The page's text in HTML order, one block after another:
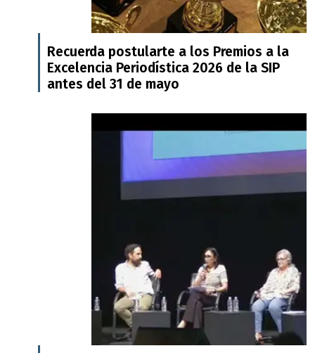
Recuerda postularte a los Premios a la
Excelencia Periodística 2026 de la SIP
antes del 31 de mayo